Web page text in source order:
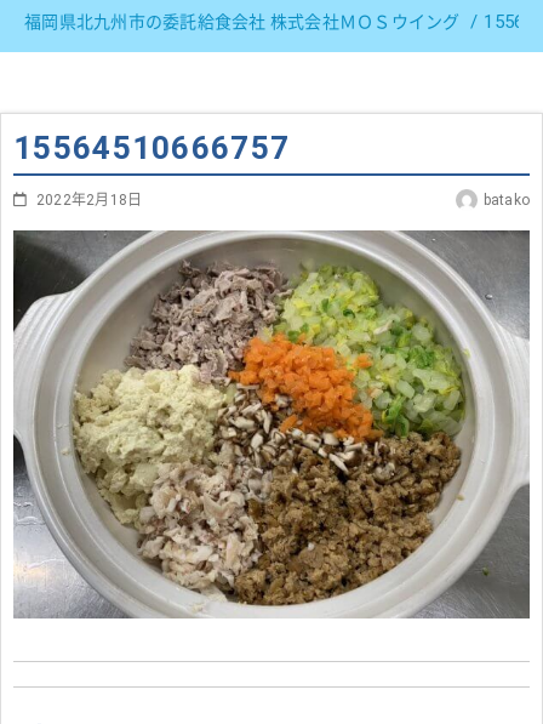
福岡県北九州市の委託給食会社 株式会社ＭＯＳウイング
15564510666757
2022年2月18日 batako